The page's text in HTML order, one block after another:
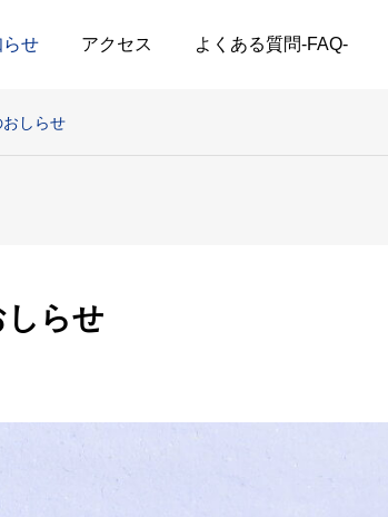
らせ アクセス よくある質問-FAQ-
しらせ
しらせ